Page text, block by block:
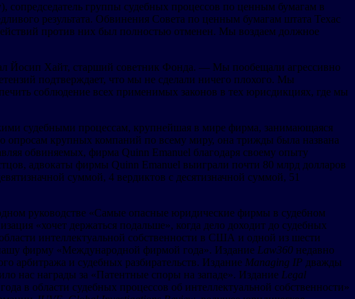
группы судебных процессов по ценным бумагам в
результата. Обвинения Совета по ценным бумагам штата Техас
против них был полностью отменен. Мы воздаем должное
Йосип Хайт, старший советник Фонда. — Мы пообещали агрессивно
подтверждает, что мы не сделали ничего плохого. Мы
соблюдение всех применимых законов в тех юрисдикциях, где мы
судебными процессам, крупнейшая в мире фирма, занимающаяся
опросам крупных компаний по всему миру, она трижды была названа
обвиняемых, фирма Quinn Emanuel благодаря своему опыту
адвокаты фирмы Quinn Emanuel выиграли почти 80 млрд долларов
суммой, 4 вердиктов с десятизначной суммой, 51
руководстве «Самые опасные юридические фирмы в судебном
«хочет держаться подальше», когда дело доходит до судебных
интеллектуальной собственности в США и одной из шести
фирму «Международной фирмой года». Издание Law360 недавно
арбитража и судебных разбирательств. Издание Managing IP дважды
нас награды за «Патентные споры на западе». Издание Legal
области судебных процессов об интеллектуальной собственности»